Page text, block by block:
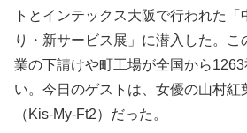
トとインテックス大阪で行われた「
り・新サービス展」に潜入した。こ
業の下請けや町工場が全国から
い。今日のゲストは、女優の山村紅
（Kis-My-Ft2）だった。